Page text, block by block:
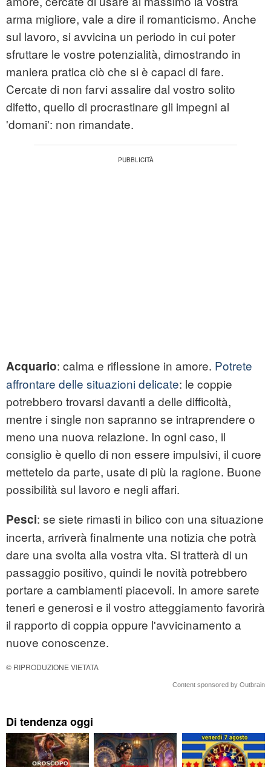
arma migliore, vale a dire il romanticismo. Anche
sul lavoro, si avvicina un periodo in cui poter
sfruttare le vostre potenzialità, dimostrando in
maniera pratica ciò che si è capaci di fare.
Cercate di non farvi assalire dal vostro solito
difetto, quello di procrastinare gli impegni al
'domani': non rimandate.
Acquario: calma e riflessione in amore. Potrete
affrontare delle situazioni delicate: le coppie
potrebbero trovarsi davanti a delle difficoltà,
mentre i single non sapranno se intraprendere o
meno una nuova relazione. In ogni caso, il
consiglio è quello di non essere impulsivi, il cuore
mettetelo da parte, usate di più la ragione. Buone
possibilità sul lavoro e negli affari.
Pesci: se siete rimasti in bilico con una situazione
incerta, arriverà finalmente una notizia che potrà
dare una svolta alla vostra vita. Si tratterà di un
passaggio positivo, quindi le novità potrebbero
portare a cambiamenti piacevoli. In amore sarete
teneri e generosi e il vostro atteggiamento favorirà
il rapporto di coppia oppure l'avvicinamento a
nuove conoscenze.
© RIPRODUZIONE VIETATA
Content sponsored by Outbrain
Di tendenza oggi